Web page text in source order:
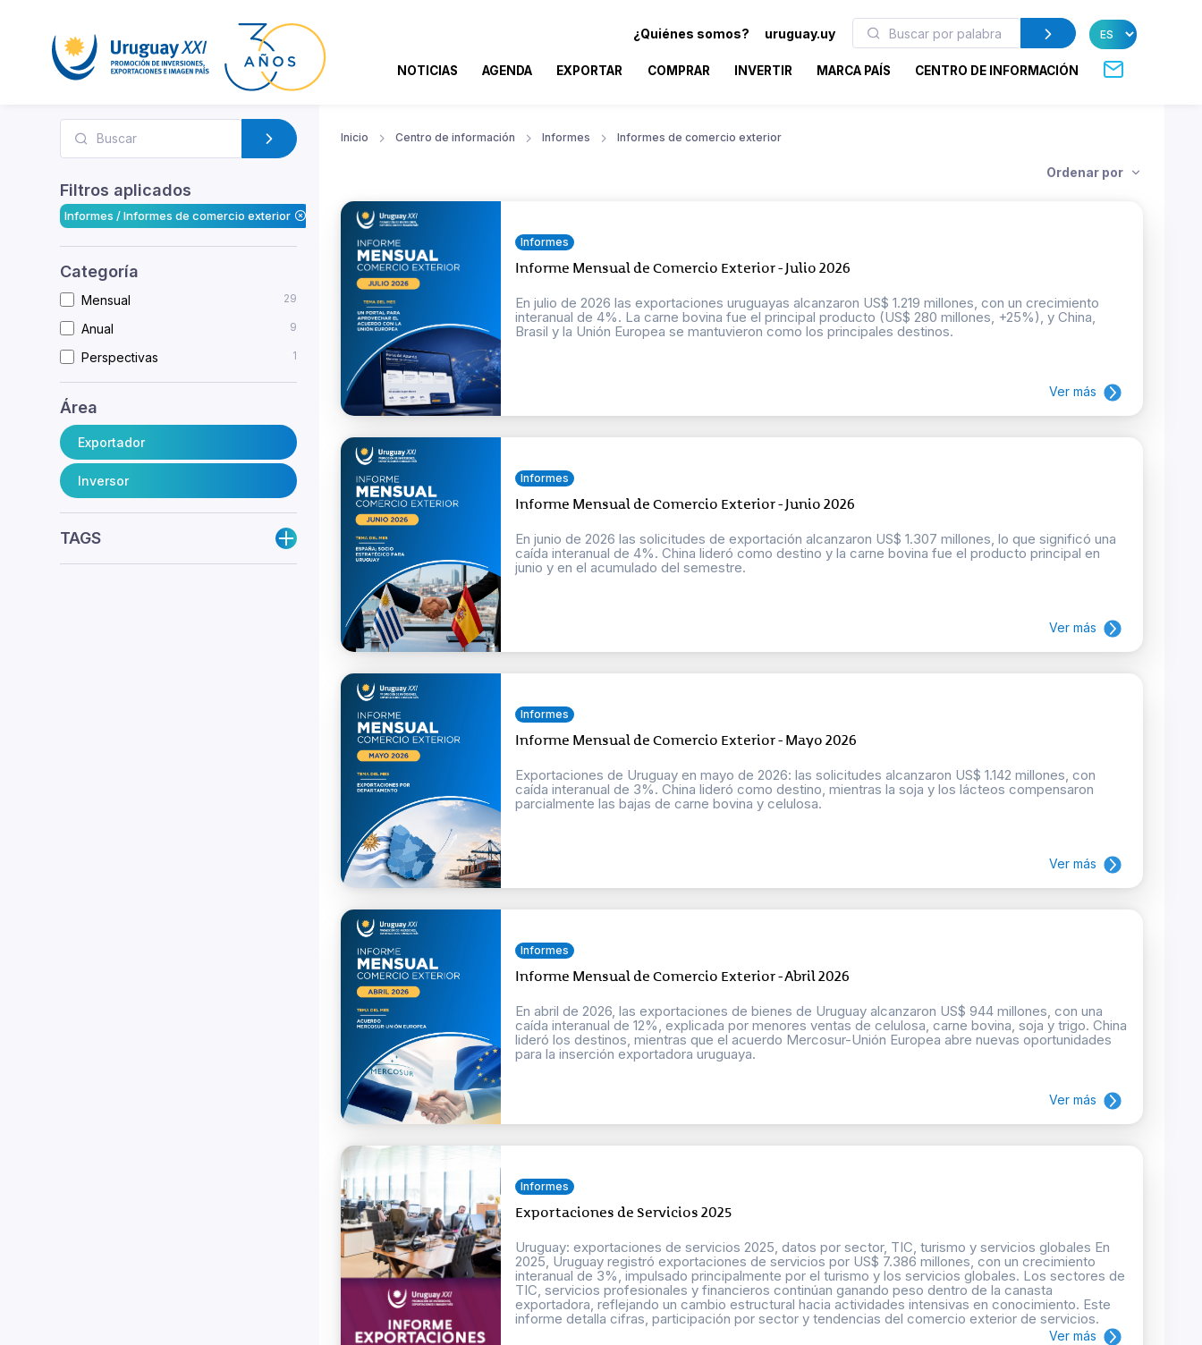
¿Quiénes somos? uruguay.uy
NOTICIAS AGENDA EXPORTAR COMPRAR INVERTIR MARCA PAÍS CENTRO DE INFORMACIÓN
Filtros aplicados
Informes / Informes de comercio exterior
Categoría
Mensual 29
Anual 9
Perspectivas 1
Área
Exportador
Inversor
TAGS
Inicio Centro de información Informes Informes de comercio exterior
Ordenar por
Informes
Informe Mensual de Comercio Exterior - Julio 2026
En julio de 2026 las exportaciones uruguayas alcanzaron US$ 1.219 millones, con un crecimiento
interanual de 4%. La carne bovina fue el principal producto (US$ 280 millones, +25%), y China,
Brasil y la Unión Europea se mantuvieron como los principales destinos.
Ver más
Informes
Informe Mensual de Comercio Exterior - Junio 2026
En junio de 2026 las solicitudes de exportación alcanzaron US$ 1.307 millones, lo que significó una
caída interanual de 4%. China lideró como destino y la carne bovina fue el producto principal en
junio y en el acumulado del semestre.
Ver más
Informes
Informe Mensual de Comercio Exterior - Mayo 2026
Exportaciones de Uruguay en mayo de 2026: las solicitudes alcanzaron US$ 1.142 millones, con
caída interanual de 3%. China lideró como destino, mientras la soja y los lácteos compensaron
parcialmente las bajas de carne bovina y celulosa.
Ver más
Informes
Informe Mensual de Comercio Exterior - Abril 2026
En abril de 2026, las exportaciones de bienes de Uruguay alcanzaron US$ 944 millones, con una
caída interanual de 12%, explicada por menores ventas de celulosa, carne bovina, soja y trigo. China
lideró los destinos, mientras que el acuerdo Mercosur-Unión Europea abre nuevas oportunidades
para la inserción exportadora uruguaya.
Ver más
Informes
Exportaciones de Servicios 2025
Uruguay: exportaciones de servicios 2025, datos por sector, TIC, turismo y servicios globales En
2025, Uruguay registró exportaciones de servicios por US$ 7.386 millones, con un crecimiento
interanual de 3%, impulsado principalmente por el turismo y los servicios globales. Los sectores de
TIC, servicios profesionales y financieros continúan ganando peso dentro de la canasta
exportadora, reflejando un cambio estructural hacia actividades intensivas en conocimiento. Este
informe detalla cifras, participación por sector y tendencias del comercio exterior de servicios.
Ver más